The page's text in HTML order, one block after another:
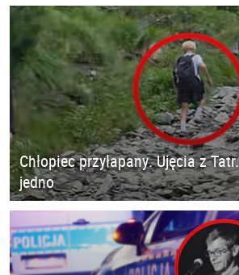
Chłopiec przyłapany. Ujęcia z
jedno